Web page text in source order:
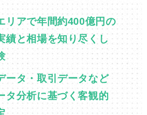
リアで年間約400億円の
績と相場を知り尽くし
ータ・取引データなど
タ分析に基づく客観的